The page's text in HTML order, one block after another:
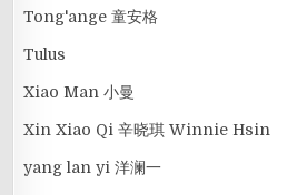
Tong'ange 童安格
Tulus
Xiao Man 小曼
Xin Xiao Qi 辛晓琪 Winnie Hsin
yang lan yi 洋澜一